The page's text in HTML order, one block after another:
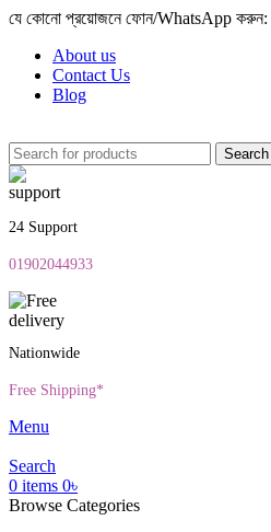
যে কোনো প্রয়োজনে ফোন/WhatsApp করুন:
About us
Contact Us
Blog
Search
24 Support
01902044933
Nationwide
Free Shipping*
Menu
Search
0 items 0৳
Browse Categories